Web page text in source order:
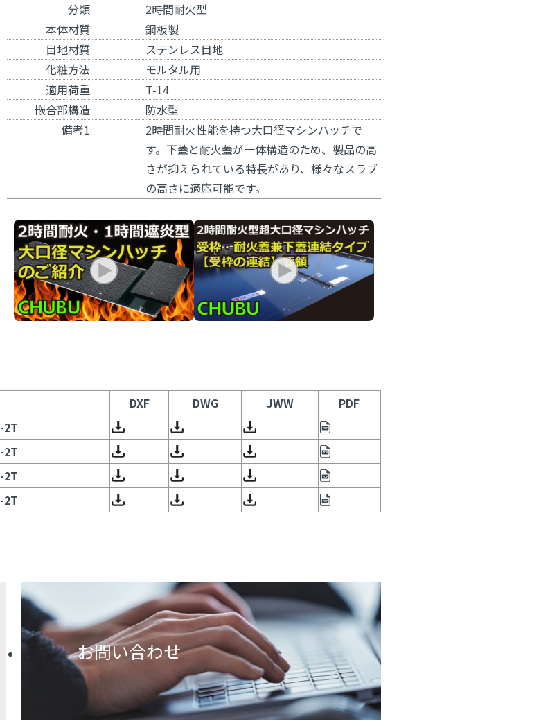
分類
2時間耐火型
本体材質
鋼板製
目地材質
ステンレス目地
化粧方法
モルタル用
適用荷重
T-14
嵌合部構造
防水型
備考1
2時間耐火性能を持つ大口径マシンハッチで
す。下蓋と耐火蓋が一体構造のため、製品の高
さが抑えられている特長があり、様々なスラブ
の高さに適応可能です。
DXF DWG JWW
PDF
2T
2T
2T
2T
お問い合わせ